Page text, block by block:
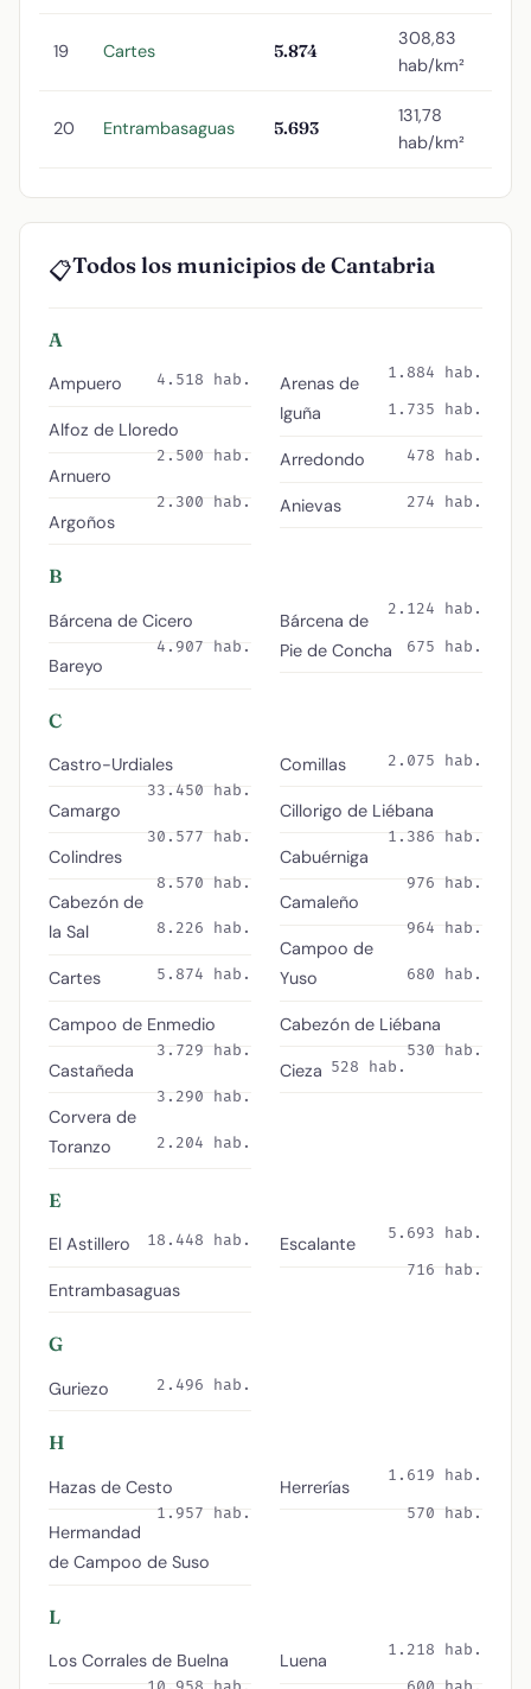
19 Cartes 5.874
308,83
hab/km²
20 Entrambasaguas 5.693
131,78
hab/km²
📋Todos los municipios de Cantabria
A
Ampuero 4.518 hab.
Alfoz de Lloredo
2.500 hab.
Arnuero
2.300 hab.
Argoños
1.884 hab.
Arenas de
Iguña
1.735 hab.
Arredondo 478 hab.
Anievas 274 hab.
B
Bárcena de Cicero
4.907 hab.
Bareyo
2.124 hab.
Bárcena de
Pie de Concha
675 hab.
C
Castro-Urdiales
33.450 hab.
Camargo
30.577 hab.
Colindres
8.570 hab.
Cabezón de
la Sal
8.226 hab.
Cartes 5.874 hab.
Campoo de Enmedio
3.729 hab.
Castañeda
3.290 hab.
Corvera de
Toranzo
2.204 hab.
Comillas 2.075 hab.
Cillorigo de Liébana
1.386 hab.
Cabuérniga
976 hab.
Camaleño
964 hab.
Campoo de
Yuso
680 hab.
Cabezón de Liébana
530 hab.
Cieza 528 hab.
E
El Astillero 18.448 hab.
Entrambasaguas
5.693 hab.
Escalante
716 hab.
G
Guriezo 2.496 hab.
H
Hazas de Cesto
1.957 hab.
Hermandad
de Campoo de Suso
1.619 hab.
Herrerías
570 hab.
L
Los Corrales de Buelna
1.218 hab.
Luena